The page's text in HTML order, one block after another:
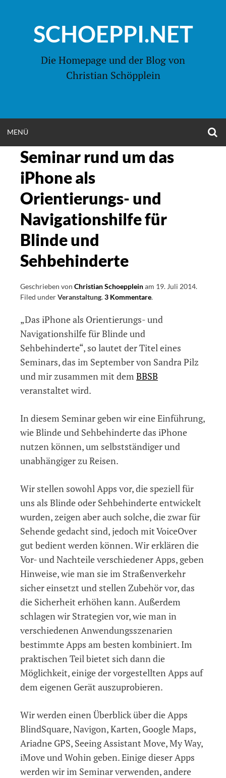
springenSCHOEPPI.NET
Die Homepage und der Blog von
Christian Schöpplein
MENÜ
MENU
Seminar rund um das
iPhone als
Orientierungs- und
Navigationshilfe für
Blinde und
Sehbehinderte
Geschrieben von Christian Schoeppleinam 19. Juli 2014.
Filed underVeranstaltung.3 Kommentareon
rund
iPhone
als
Orientierungs-
und
Blinde
und
Sehbehinderte
.
„Das iPhone als Orientierungs- und
Navigationshilfe für Blinde und
Sehbehinderte“, so lautet der Titel eines
Seminars, das im September von Sandra Pilz
und mir zusammen mit dem BBSB
veranstaltet wird.
In diesem Seminar geben wir eine Einführung,
wie Blinde und Sehbehinderte das iPhone
nutzen können, um selbstständiger und
unabhängiger zu Reisen.
Wir stellen sowohl Apps vor, die speziell für
uns als Blinde oder Sehbehinderte entwickelt
wurden, zeigen aber auch solche, die zwar für
Sehende gedacht sind, jedoch mit VoiceOver
gut bedient werden können. Wir erklären die
Vor- und Nachteile verschiedener Apps, geben
Hinweise, wie man sie im Straßenverkehr
sicher einsetzt und stellen Zubehör vor, das
die Sicherheit erhöhen kann. Außerdem
schlagen wir Strategien vor, wie man in
verschiedenen Anwendungsszenarien
bestimmte Apps am besten kombiniert. Im
praktischen Teil bietet sich dann die
Möglichkeit, einige der vorgestellten Apps auf
dem eigenen Gerät auszuprobieren.
Wir werden einen Überblick über die Apps
BlindSquare, Navigon, Karten, Google Maps,
Ariadne GPS, Seeing Assistant Move, My Way,
iMove und Wohin geben. Einige dieser Apps
werden wir im Seminar verwenden, andere